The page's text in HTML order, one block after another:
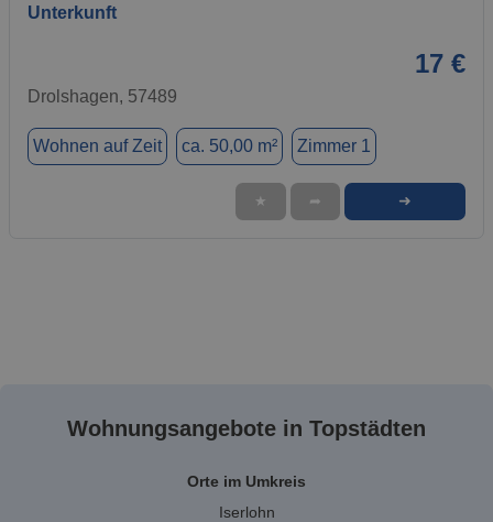
Unterkunft
17 €
Drolshagen, 57489
Wohnen auf Zeit ca. 50,00 m² Zimmer 1
★ ➦ ➜
Wohnungsangebote in Topstädten
Orte im Umkreis
Iserlohn